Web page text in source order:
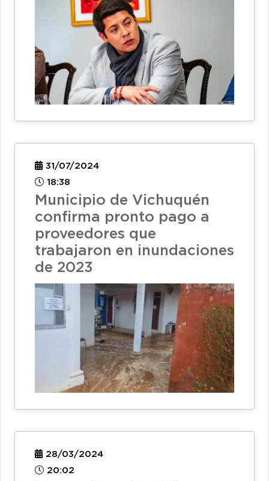
31/07/2024
18:38
Municipio de Vichuquén
confirma pronto pago a
proveedores que
trabajaron en inundaciones
de 2023
28/03/2024
20:02